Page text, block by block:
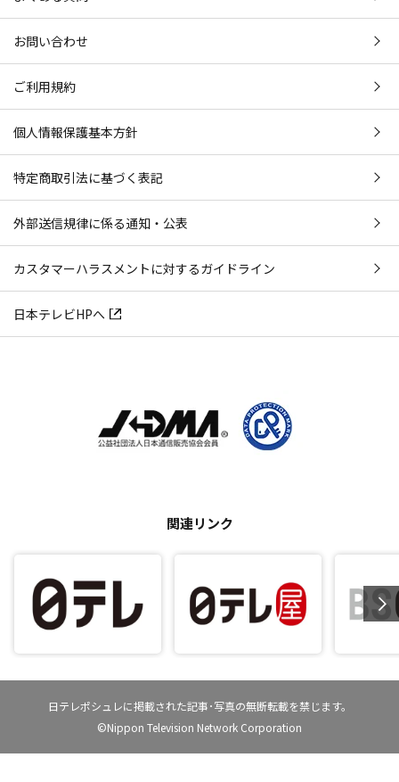
お問い合わせ
ご利用規約
個人情報保護基本方針
特定商取引法に基づく表記
外部送信規律に係る通知・公表
カスタマーハラスメントに対するガイドライン
日本テレビHPへ
関連リンク
日テレポシュレに掲載された記事･写真の無断転載を禁じます。
©Nippon Television Network Corporation